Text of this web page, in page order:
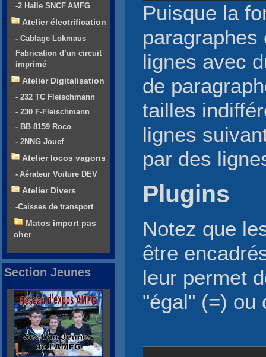
Puisque la
lignes avec
de
tailles
lignes
par des
Plugins
Notez que
être
leur permet
"égal" (=) ou
-2 Halle SNCF AMFG
Atelier électrification
- Cablage Lokmaus
Fabrication d’un circuit
imprimé
Atelier Digitalisation
- 232 TC Fleischmann
- 230 F-Fleischmann
- BB 8159 Roco
- 2NNG Jouef
Atelier locos vagons
- Aérateur Voiture DEV
Atelier Divers
-Caisses de transport
Matos import pas
cher
Section Jeunes